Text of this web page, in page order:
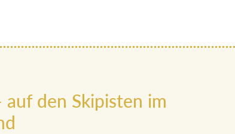
den Skipisten im